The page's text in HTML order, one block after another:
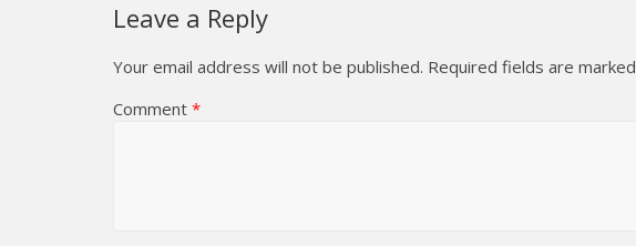
Leave a Reply
Your email address will not be published. Required fields are marked
Comment *